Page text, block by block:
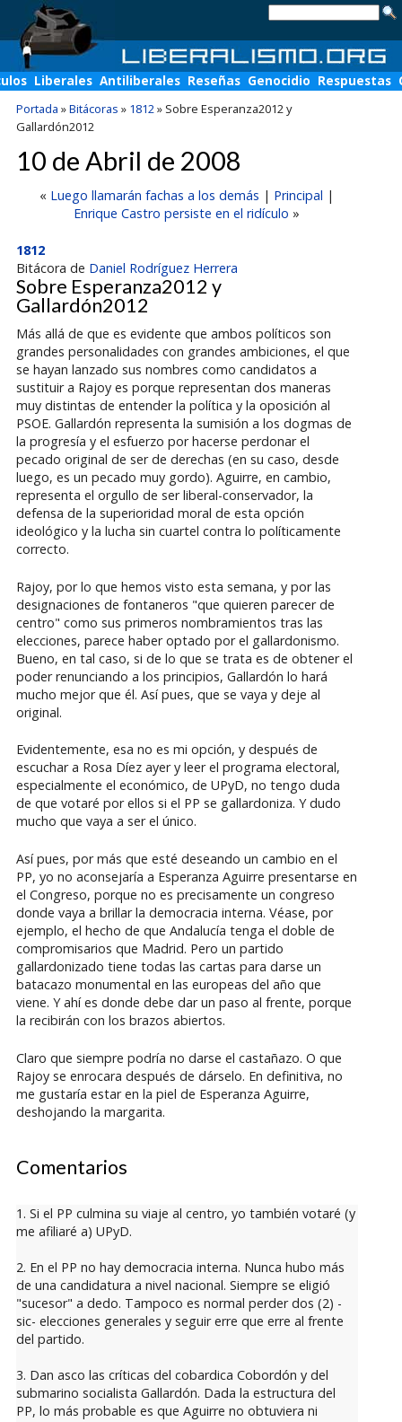
Liberales Antiliberales Reseñas Genocidio Respuestas
Portada »Bitácoras » 1812» Sobre Esperanza2012 y
Gallardón2012
10 de Abril de 2008
« Luego llamarán fachas a los demás | Principal |
Enrique Castro persiste en el ridículo »
1812
Bitácora de Daniel Rodríguez Herrera
Sobre Esperanza2012 y
Gallardón2012
Más allá de que es evidente que ambos políticos son
grandes personalidades con grandes ambiciones, el que
se hayan lanzado sus nombres como candidatos a
sustituir a Rajoy es porque representan dos maneras
muy distintas de entender la política y la oposición al
PSOE. Gallardón representa la sumisión a los dogmas de
la progresía y el esfuerzo por hacerse perdonar el
pecado original de ser de derechas (en su caso, desde
luego, es un pecado muy gordo). Aguirre, en cambio,
representa el orgullo de ser liberal-conservador, la
defensa de la superioridad moral de esta opción
ideológico y la lucha sin cuartel contra lo políticamente
correcto.
Rajoy, por lo que hemos visto esta semana, y por las
designaciones de fontaneros "que quieren parecer de
centro" como sus primeros nombramientos tras las
elecciones, parece haber optado por el gallardonismo.
Bueno, en tal caso, si de lo que se trata es de obtener el
poder renunciando a los principios, Gallardón lo hará
mucho mejor que él. Así pues, que se vaya y deje al
original.
Evidentemente, esa no es mi opción, y después de
escuchar a Rosa Díez ayer y leer el programa electoral,
especialmente el económico, de UPyD, no tengo duda
de que votaré por ellos si el PP se gallardoniza. Y dudo
mucho que vaya a ser el único.
Así pues, por más que esté deseando un cambio en el
PP, yo no aconsejaría a Esperanza Aguirre presentarse en
el Congreso, porque no es precisamente un congreso
donde vaya a brillar la democracia interna. Véase, por
ejemplo, el hecho de que Andalucía tenga el doble de
compromisarios que Madrid. Pero un partido
gallardonizado tiene todas las cartas para darse un
batacazo monumental en las europeas del año que
viene. Y ahí es donde debe dar un paso al frente, porque
la recibirán con los brazos abiertos.
Claro que siempre podría no darse el castañazo. O que
Rajoy se enrocara después de dárselo. En definitiva, no
me gustaría estar en la piel de Esperanza Aguirre,
deshojando la margarita.
Comentarios
1. Si el PP culmina su viaje al centro, yo también votaré (y
me afiliaré a) UPyD.
2. En el PP no hay democracia interna. Nunca hubo más
de una candidatura a nivel nacional. Siempre se eligió
"sucesor" a dedo. Tampoco es normal perder dos (2) -
sic- elecciones generales y seguir erre que erre al frente
del partido.
3. Dan asco las críticas del cobardica Cobordón y del
submarino socialista Gallardón. Dada la estructura del
PP, lo más probable es que Aguirre no obtuviera ni